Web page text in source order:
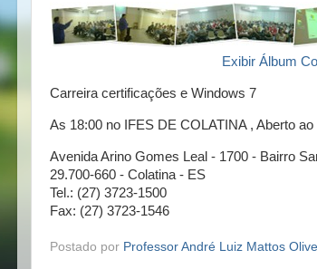
Exibir Álbum
Carreira certificações e Windows 7
As 18:00 no IFES DE COLATINA , Aberto
Avenida Arino Gomes Leal - 1700 - Bairro
29.700-660 - Colatina - ES
Tel.: (27) 3723-1500
Fax: (27) 3723-1546
Postado por Professor André Luiz Mattos